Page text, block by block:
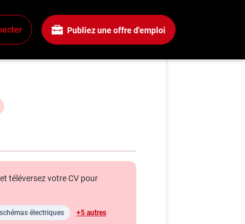
Publiez une offre d'emploi
à outils
mecanique
et téléversez votre CV pour
électriques +5 autres